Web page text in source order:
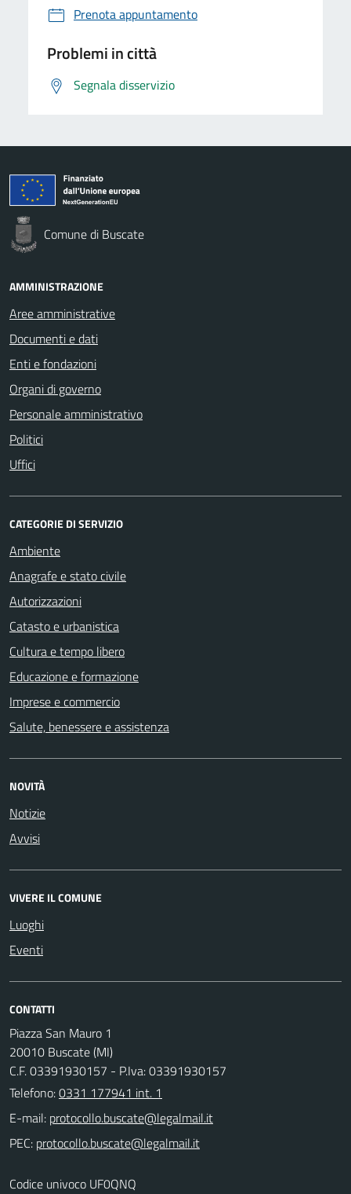
Prenota appuntamento
Problemi in città
Segnala disservizio
Comune di Buscate
AMMINISTRAZIONE
Aree amministrative
Documenti e dati
Enti e fondazioni
Organi di governo
Personale amministrativo
Politici
Uffici
CATEGORIE DI SERVIZIO
Ambiente
Anagrafe e stato civile
Autorizzazioni
Catasto e urbanistica
Cultura e tempo libero
Educazione e formazione
Imprese e commercio
Salute, benessere e assistenza
NOVITÀ
Notizie
Avvisi
VIVERE IL COMUNE
Luoghi
Eventi
CONTATTI
Piazza San Mauro 1
20010 Buscate (MI)
C.F. 03391930157 - P.Iva: 03391930157
Telefono:0331 177941 int. 1
E-mail:
PEC:
Codice univoco UF0QNQ